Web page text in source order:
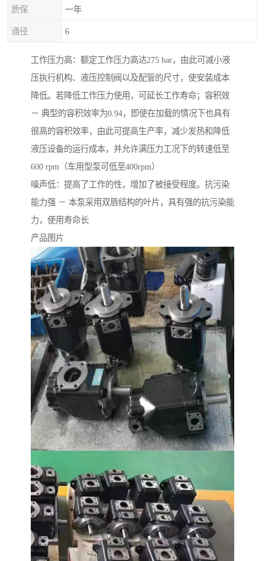
质保 一年
通径 6
工作压力高：额定工作压力高达275 bar，由此可减小液
压执行机构、液压控制阀以及配管的尺寸，使安装成本
降低。若降低工作压力使用，可延长工作寿命；容积效
－ 典型的容积效率为0.94，即使在加载的情况下也具有
很高的容积效率，由此可提高生产率，减少发热和降低
液压设备的运行成本，并允许满压力工况下的转速低至
600 rpm（车用型泵可低至400rpm）
噪声低：提高了工作的性，增加了被接受程度。抗污染
能力强 － 本泵采用双唇结构的叶片，具有强的抗污染能
力，使用寿命长
产品图片